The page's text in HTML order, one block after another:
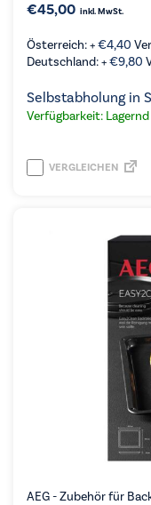
€45,00 inkl. MwSt.
Österreich: +€4,40
Deutschland: +€9,80
Selbstabholung in
Verfügbarkeit: Lagernd
VERGLEICHEN
AEG - Zubehör für